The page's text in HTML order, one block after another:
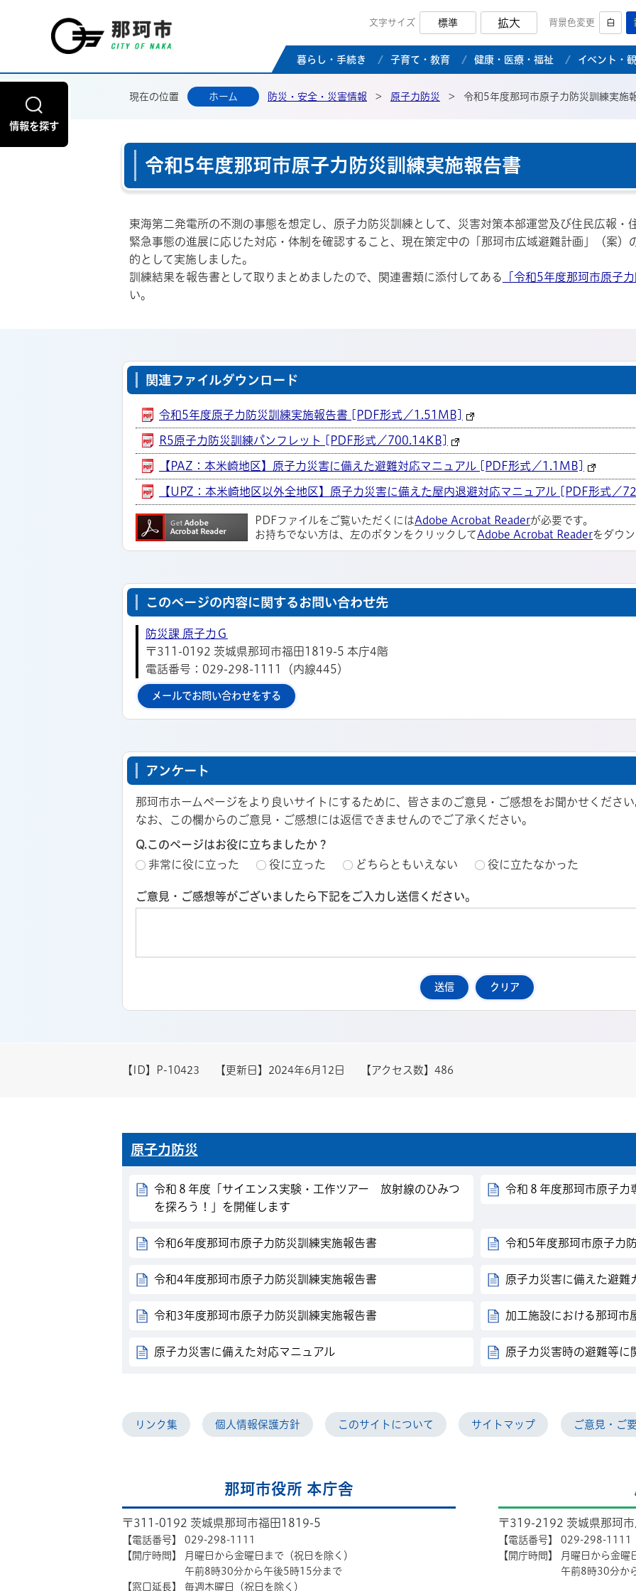
那珂市公式ホームページ
文字サイズ 標準 拡大 背景色変更 白
暮らし・手続き 子育て・教育 健康・医療・福祉 イベント・
情報を探す
現在の位置 ホーム 防災・安全・災害情報 > 原子力防災 > 令和5年度那珂市原子力防災訓練実施
令和5年度那珂市原子力防災訓練実施報告書
東海第二発電所の不測の事態を想定し、原子力防災訓練として、災害対策本部運営及び住民広報・
緊急事態の進展に応じた対応・体制を確認すること、現在策定中の「那珂市広域避難計画」（案）
的として実施しました。
訓練結果を報告書として取りまとめましたので、関連書類に添付してある
「令和5年度那珂市原子
い。
関連ファイルダウンロード
令和5年度原子力防災訓練実施報告書 [PDF形式／1.51MB]
R5原子力防災訓練パンフレット [PDF形式／700.14KB]
【PAZ：本米崎地区】原子力災害に備えた避難対応マニュアル [PDF形式／1.1MB]
【UPZ：本米崎地区以外全地区】原子力災害に備えた屋内退避対応マニュアル [PDF形式／
PDFファイルをご覧いただくにはAdobe Acrobat Readerが必要です。
お持ちでない方は、左のボタンをクリックして Adobe Acrobat Readerをダウ
このページの内容に関するお問い合わせ先
防災課 原子力Ｇ
〒311-0192 茨城県那珂市福田1819-5 本庁4階
電話番号：029-298-1111（内線445）
メールでお問い合わせをする
アンケート
那珂市ホームページをより良いサイトにするために、皆さまのご意見・ご感想をお聞かせくださ
なお、この欄からのご意見・ご感想には返信できませんのでご了承ください。
Q.このページはお役に立ちましたか？
非常に役に立った
役に立った どちらともいえない 役に立たなかった
ご意見・ご感想等がございましたら下記をご入力し送信ください。
【ID】 P-10423 【更新日】 2024年6月12日 【アクセス数】 486
原子力防災
令和８年度「サイエンス実験・工作ツアー 放射線のひみつ
を探ろう！」を開催します
令和８年度那珂市原子力
令和6年度那珂市原子力防災訓練実施報告書 令和5年度那珂市原子力
令和4年度那珂市原子力防災訓練実施報告書 原子力災害に備えた避難
令和3年度那珂市原子力防災訓練実施報告書 加工施設における那珂市
原子力災害に備えた対応マニュアル 原子力災害時の避難等に
リンク集 個人情報保護方針 このサイトについて サイトマップ ご意見・ご
那珂市役所 本庁舎
〒311-0192 茨城県那珂市福田1819-5
【電話番号】
029-298-1111
【開庁時間】
月曜日から金曜日まで（祝日を除く）
午前8時30分から午後5時15分まで
【窓口延長】
毎週木曜日（祝日を除く）
〒319-2192 茨城県那珂
【電話番号】
029-298-1111
【開庁時間】
月曜日から金曜
午前8時30分か